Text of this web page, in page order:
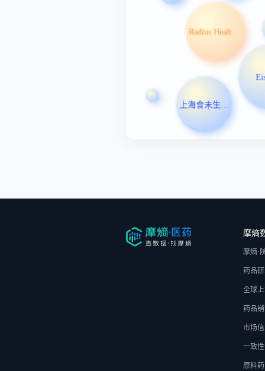
摩熵
摩熵·
药品
全球
药品
市场
一致
原料药